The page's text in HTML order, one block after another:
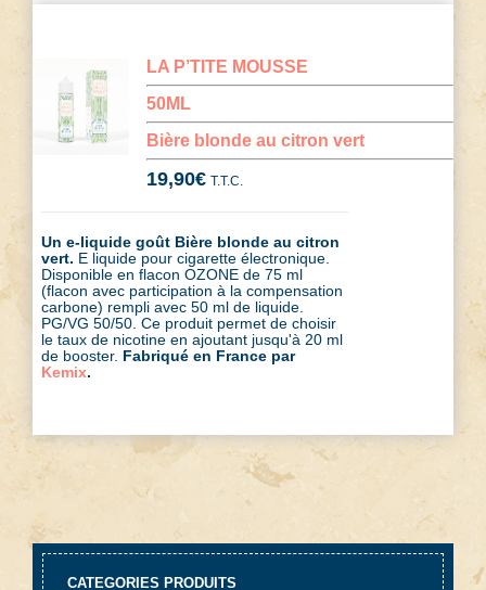
LA P’TITE MOUSSE
50ML
Bière blonde au citron vert
19,90€ T.T.C.
Un e-liquide goût Bière blonde au citron
vert. E liquide pour cigarette électronique.
Disponible en flacon OZONE de 75 ml
(flacon avec participation à la compensation
carbone) rempli avec 50 ml de liquide.
PG/VG 50/50. Ce produit permet de choisir
le taux de nicotine en ajoutant jusqu'à 20 ml
de booster. Fabriqué en France par
Kemix.
CATEGORIES PRODUITS